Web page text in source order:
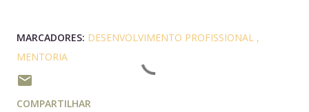
MARCADORES: DESENVOLVIMENTO PROFISSIONAL
MENTORIA
COMPARTILHAR